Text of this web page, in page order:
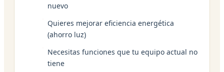
nuevo
Quieres mejorar eficiencia energética
(ahorro luz)
Necesitas funciones que tu equipo actual no
tiene